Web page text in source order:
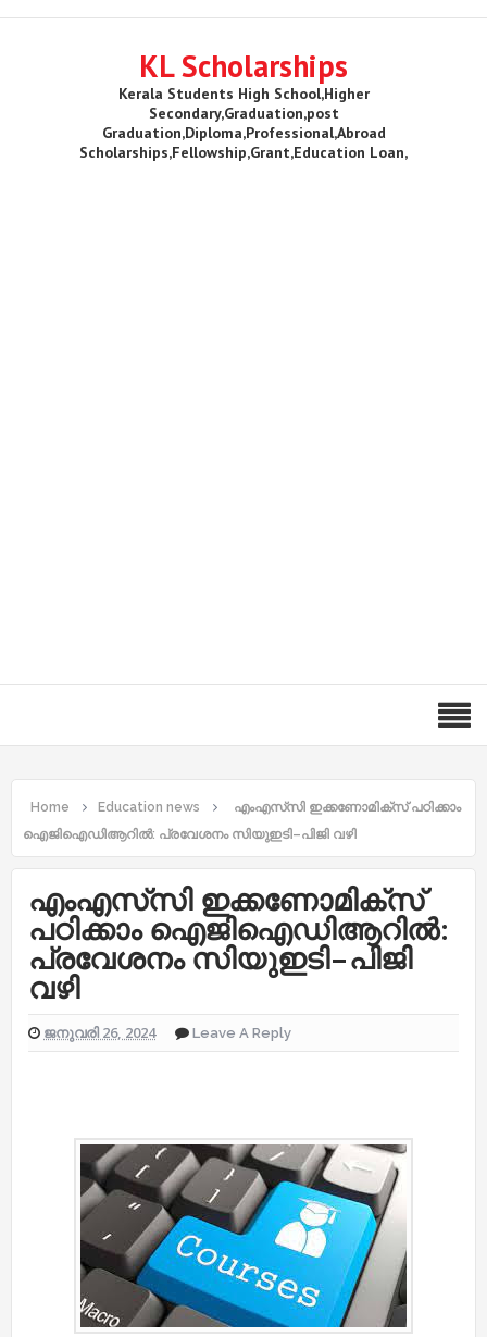
KL Scholarships
Kerala Students High School,Higher
Secondary,Graduation,post
Graduation,Diploma,Professional,Abroad
Scholarships,Fellowship,Grant,Education Loan,
Home Education news
എംഎസ്‌സി ഇക്കണോമിക്സ് പഠിക്കാം
ഐജിഐഡിആറിൽ: പ്രവേശനം സിയുഇടി–പിജി വഴി
എംഎസ്‌സി ഇക്കണോമിക്സ്
പഠിക്കാം ഐജിഐഡിആറിൽ:
പ്രവേശനം സിയുഇടി–പിജി
വഴി
ജനുവരി 26, 2024 Leave A Reply